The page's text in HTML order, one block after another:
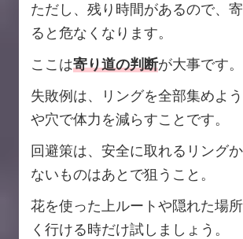
ただし、残り時間があるので、
ると危なくなります。
ここは寄り道の判断が大事です。
失敗例は、リングを全部集めよ
や穴で体力を減らすことです。
回避策は、安全に取れるリング
ないものはあとで狙うこと。
花を使った上ルートや隠れた場
く行ける時だけ試しましょう。